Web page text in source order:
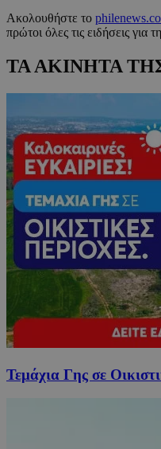
Ακολουθήστε το
πρώτοι όλες τις ειδήσεις
ΤΑ ΑΚΙΝΗΤΑ
Τεμάχια Γης σε